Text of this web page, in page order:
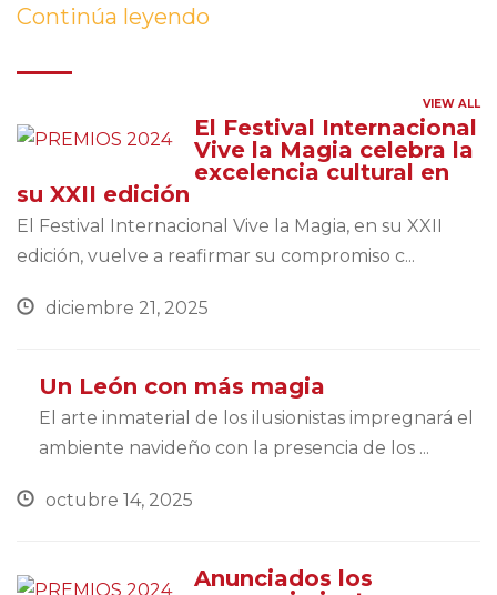
Continúa leyendo
VIEW ALL
El Festival Internacional
Vive la Magia celebra la
excelencia cultural en
su XXII edición
El Festival Internacional Vive la Magia, en su XXII
edición, vuelve a reafirmar su compromiso c...
diciembre 21, 2025
Un León con más magia
El arte inmaterial de los ilusionistas impregnará el
ambiente navideño con la presencia de los ...
octubre 14, 2025
Anunciados los